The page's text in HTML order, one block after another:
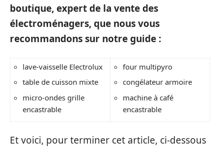
boutique, expert de la vente des
électroménagers, que nous vous
recommandons sur notre guide :
lave-vaisselle Electrolux
table de cuisson mixte
micro-ondes grille
encastrable
four multipyro
congélateur armoire
machine à café
encastrable
Et voici, pour terminer cet article, ci-dessous